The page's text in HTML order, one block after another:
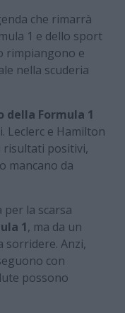
che rimarrà
1 e dello sport
rimpiangono e
nella scuderia
della Formula 1
Leclerc e Hamilton
risultati positivi,
mancano da
per la scarsa
1, ma da un
Anzi,
con
possono